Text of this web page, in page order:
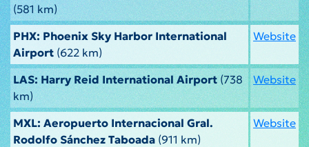
(581 km)
PHX: Phoenix Sky Harbor International
Airport (622 km)
Website
LAS: Harry Reid International Airport(738
km)
Website
MXL: Aeropuerto Internacional Gral.
Rodolfo Sánchez Taboada (911 km)
Website